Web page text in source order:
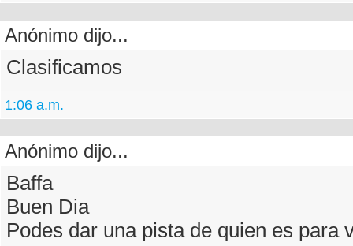
Anónimo dijo...
Clasificamos
1:06 a.m.
Anónimo dijo...
Baffa
Buen Dia
Podes dar una pista de quien es para